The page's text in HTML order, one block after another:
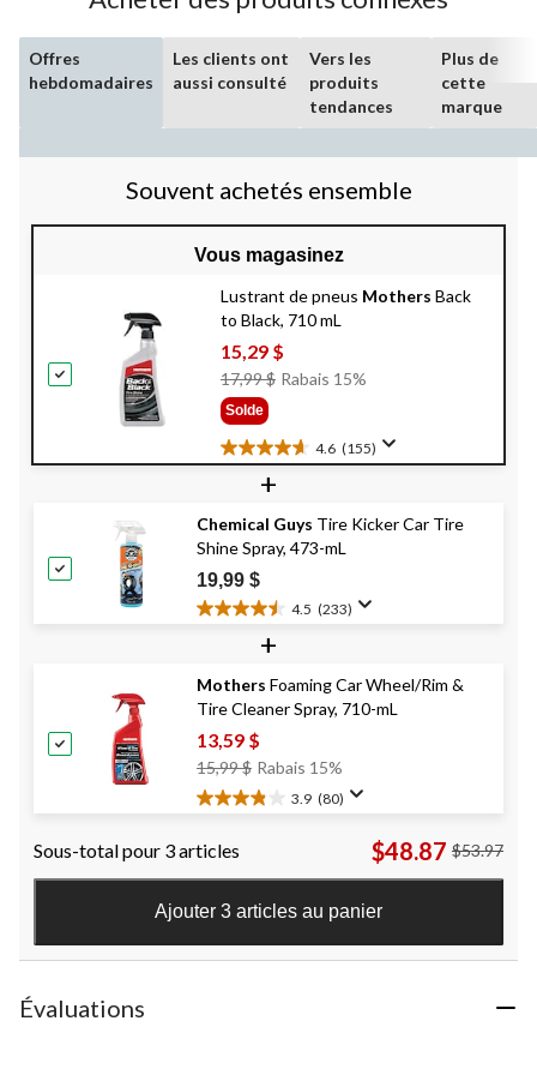
Offres
hebdomadaires
Les clients ont
aussi consulté
Vers les
produits
tendances
Plus de
cette
marque
Souvent achetés ensemble
Vous magasinez
Lustrant de pneus Mothers Back
to Black, 710 mL
15,29 $
17,99 $ Prix
Rabais 15%
Solde
4.6 (155)
4.6
étoile(s)
5.
155
évaluations
+
Chemical Guys Tire Kicker Car Tire
Shine Spray, 473-mL
19,99 $
4.5 (233)
4.5
étoile(s)
5.
233
évaluations
+
Mothers Foaming Car Wheel/Rim &
Tire Cleaner Spray, 710-mL
13,59 $
15,99 $ Prix
Était
Rabais 15%
3.9 (80)
3.9
sur
5.
80
évaluations
Sous-total pour 3 articles $48.87 $53.97
Ajouter 3 articles au panier
Évaluations